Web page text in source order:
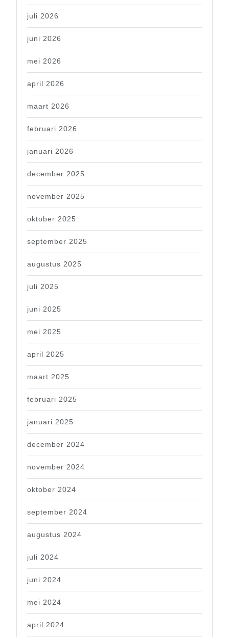
juli 2026
juni 2026
mei 2026
april 2026
maart 2026
februari 2026
januari 2026
december 2025
november 2025
oktober 2025
september 2025
augustus 2025
juli 2025
juni 2025
mei 2025
april 2025
maart 2025
februari 2025
januari 2025
december 2024
november 2024
oktober 2024
september 2024
augustus 2024
juli 2024
juni 2024
mei 2024
april 2024